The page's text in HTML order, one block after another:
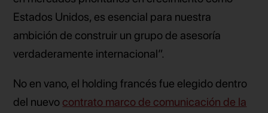
Estados Unidos, es esencial para nuestra
ambición de construir un grupo de asesoría
verdaderamente internacional”.
No en vano, el holding francés fue elegido dentro
del nuevo contrato marco de comunicación de la